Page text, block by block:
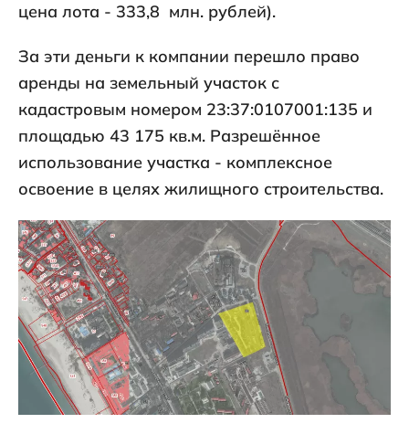
цена лота - 333,8 млн. рублей).
За эти деньги к компании перешло право
аренды на земельный участок с
кадастровым номером 23:37:0107001:135 и
площадью 43 175 кв.м. Разрешённое
использование участка - комплексное
освоение в целях жилищного строительства.